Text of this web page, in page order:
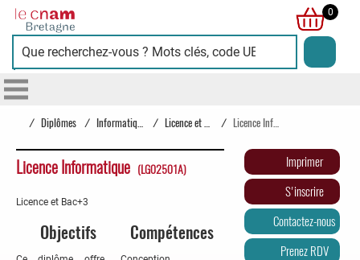
Cnam
Bretagne
0
/ Diplômes / / /
Licence Informatique (LG02501A)
Licence et Bac+3
Objectifs Compétences
Imprimer
S'inscrire
Contactez-nous
Prenez RDV